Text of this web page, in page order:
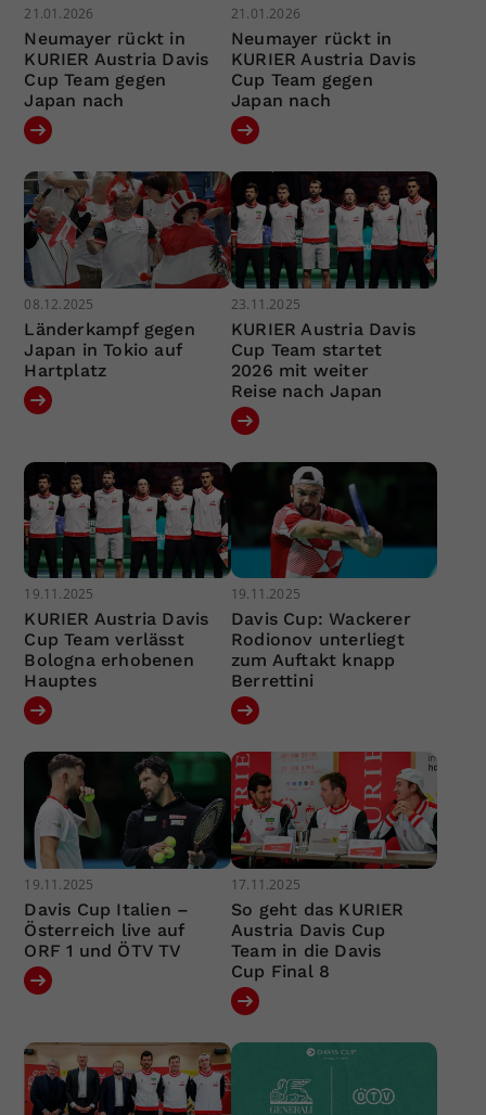
21.01.2026
Neumayer rückt in
KURIER Austria Davis
Cup Team gegen
Japan nach
21.01.2026
Neumayer rückt in
KURIER Austria Davis
Cup Team gegen
Japan nach
08.12.2025
Länderkampf gegen
Japan in Tokio auf
Hartplatz
23.11.2025
KURIER Austria Davis
Cup Team startet
2026 mit weiter
Reise nach Japan
19.11.2025
KURIER Austria Davis
Cup Team verlässt
Bologna erhobenen
Hauptes
19.11.2025
Davis Cup: Wackerer
Rodionov unterliegt
zum Auftakt knapp
Berrettini
19.11.2025
Davis Cup Italien –
Österreich live auf
ORF 1 und ÖTV TV
17.11.2025
So geht das KURIER
Austria Davis Cup
Team in die Davis
Cup Final 8